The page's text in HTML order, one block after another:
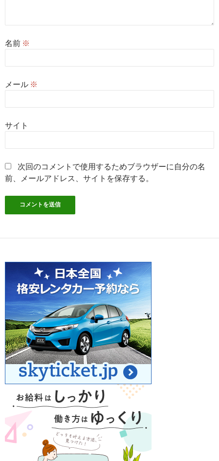
名前 ※
メール ※
サイト
次回のコメントで使用するためブラウザーに自分の名
前、メールアドレス、サイトを保存する。